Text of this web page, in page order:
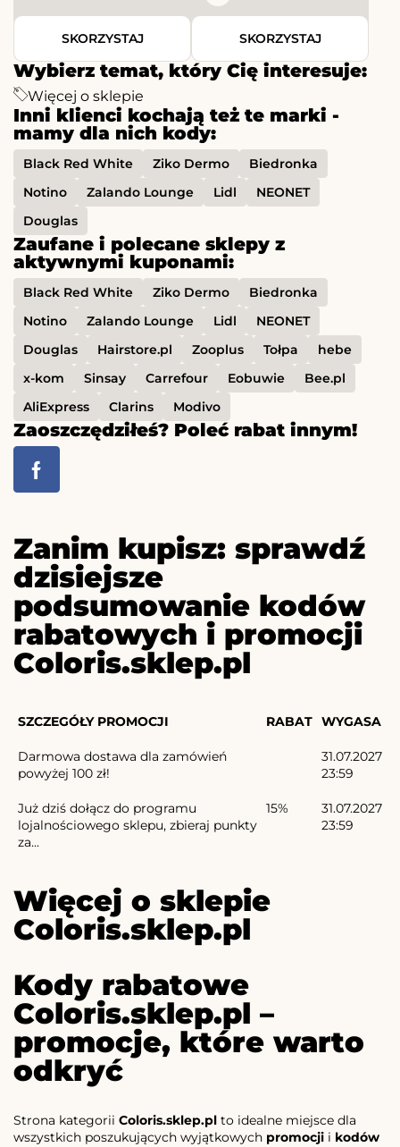
Wybierz temat, który Cię interesuje:
Więcej o sklepie
Inni klienci kochają też te marki -
mamy dla nich kody:
Black Red White Ziko Dermo
Biedronka
Notino
Zalando Lounge Lidl
NEONET
Douglas
Zaufane i polecane sklepy z
aktywnymi kuponami:
Black Red White Ziko Dermo
Biedronka
Notino
Zalando Lounge Lidl
NEONET
Douglas
Hairstore.pl Zooplus Tołpa
hebe
x-kom
Sinsay Carrefour Eobuwie
Bee.pl
AliExpress
Clarins Modivo
Zaoszczędziłeś? Poleć rabat innym!
SKORZYSTAJ SKORZYSTAJ
Zanim kupisz: sprawdź
dzisiejsze
podsumowanie kodów
rabatowych i promocji
Coloris.sklep.pl
SZCZEGÓŁY PROMOCJI RABAT WYGASA
Darmowa dostawa dla zamówień
powyżej 100 zł!
31.07.2027
23:59
Już dziś dołącz do programu
lojalnościowego sklepu, zbieraj punkty
za...
15%
31.07.2027
23:59
Więcej o sklepie
Coloris.sklep.pl
Kody rabatowe
Coloris.sklep.pl –
promocje, które warto
odkryć
Strona kategorii Coloris.sklep.pl to idealne miejsce dla
wszystkich poszukujących wyjątkowych promocji i kodów